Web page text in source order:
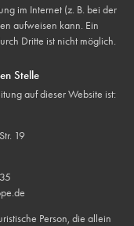
im Internet (z. B. bei der
aufweisen kann. Ein
Dritte ist nicht möglich.
Stelle
auf dieser Website ist:
19
Person, die allein